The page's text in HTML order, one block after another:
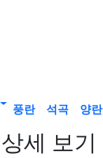
풍란 석곡 양란
세 보기